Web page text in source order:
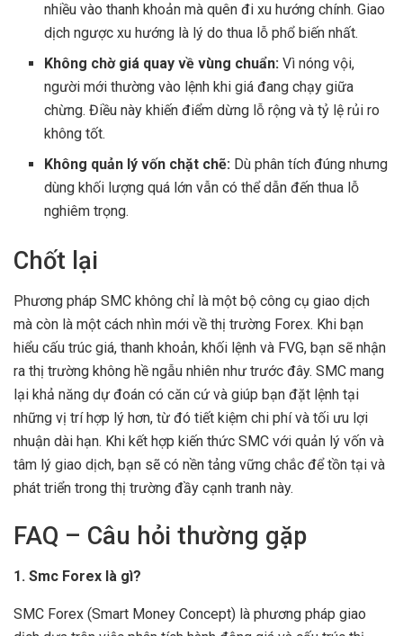
nhiều vào thanh khoản mà quên đi xu hướng chính. Giao
dịch ngược xu hướng là lý do thua lỗ phổ biến nhất.
Không chờ giá quay về vùng chuẩn: Vì nóng vội,
người mới thường vào lệnh khi giá đang chạy giữa
chừng. Điều này khiến điểm dừng lỗ rộng và tỷ lệ rủi ro
không tốt.
Không quản lý vốn chặt chẽ: Dù phân tích đúng nhưng
dùng khối lượng quá lớn vẫn có thể dẫn đến thua lỗ
nghiêm trọng.
Chốt lại
Phương pháp SMC không chỉ là một bộ công cụ giao dịch
mà còn là một cách nhìn mới về thị trường Forex. Khi bạn
hiểu cấu trúc giá, thanh khoản, khối lệnh và FVG, bạn sẽ nhận
ra thị trường không hề ngẫu nhiên như trước đây. SMC mang
lại khả năng dự đoán có căn cứ và giúp bạn đặt lệnh tại
những vị trí hợp lý hơn, từ đó tiết kiệm chi phí và tối ưu lợi
nhuận dài hạn. Khi kết hợp kiến thức SMC với quản lý vốn và
tâm lý giao dịch, bạn sẽ có nền tảng vững chắc để tồn tại và
phát triển trong thị trường đầy cạnh tranh này.
FAQ – Câu hỏi thường gặp
1. Smc Forex là gì?
SMC Forex (Smart Money Concept) là phương pháp giao